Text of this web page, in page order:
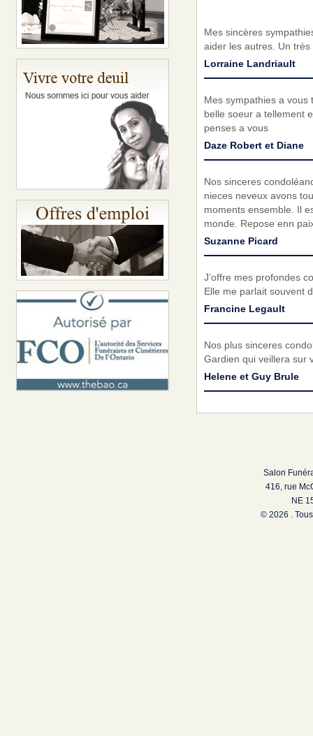
Mes sincères
aider les autres. Un
Lorraine Landriault
Mes sympathies a vous
belle soeur a tellement
penses a vous
Daze Robert et Diane
Nos sinceres
nieces neveux avons
moments ensemble. Il
monde. Repose enn
Suzanne Picard
J’offre mes profondes
Elle me parlait souvent
Francine Legault
Nos plus sinceres
Gardien qui veillera sur
Helene et Guy Brule
Salon
416, rue
NE
© 2026 .